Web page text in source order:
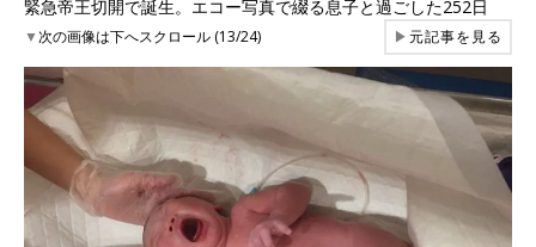
緊急帝王切開で誕生。エコー写真で綴る息子と過ごした252日
▼次の画像は下へスクロール (13/24) ▶元記事を見る